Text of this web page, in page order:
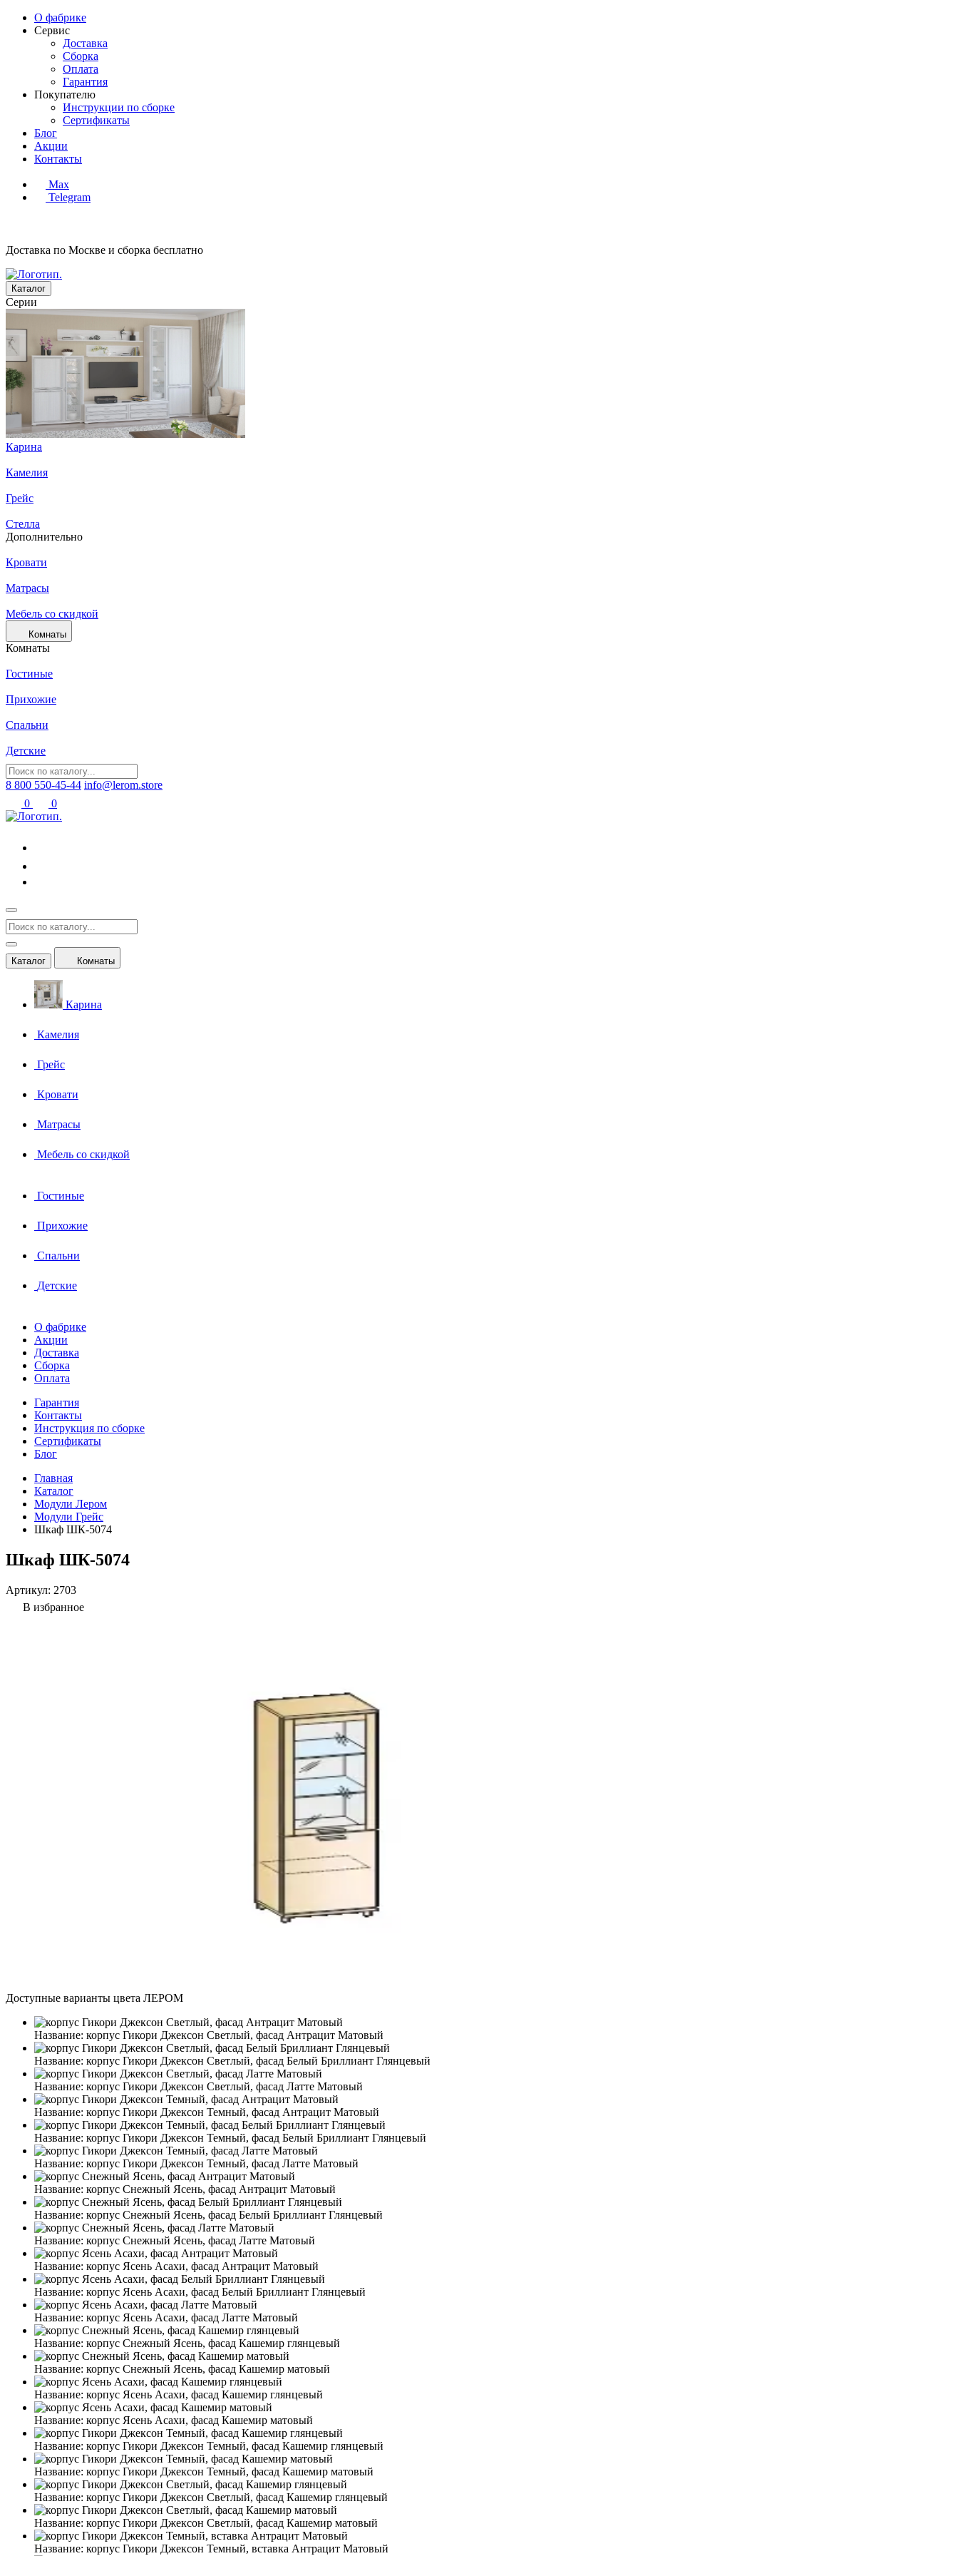
О фабрике
Сервис
Доставка
Сборка
Оплата
Гарантия
Покупателю
Инструкции по сборке
Сертификаты
Блог
Акции
Контакты
Max
Telegram
Доставка по Москве и сборка бесплатно
Каталог
Серии
Карина
Камелия
Грейс
Стелла
Дополнительно
Кровати
Матрасы
Мебель со скидкой
Комнаты
Комнаты
Гостиные
Прихожие
Спальни
Детские
8 800 550-45-44 info@lerom.store
0
0
Каталог Комнаты
Карина
Камелия
Грейс
Кровати
Матрасы
Мебель со скидкой
Гостиные
Прихожие
Спальни
Детские
О фабрике
Акции
Доставка
Сборка
Оплата
Гарантия
Контакты
Инструкция по сборке
Сертификаты
Блог
Главная
Каталог
Модули Лером
Модули Грейс
Шкаф ШК-5074
Шкаф ШК-5074
Артикул: 2703
В избранное
Доступные варианты цвета ЛЕРОМ
Название: корпус Гикори Джексон Светлый, фасад Антрацит Матовый
Название: корпус Гикори Джексон Светлый, фасад Белый Бриллиант Глянцевый
Название: корпус Гикори Джексон Светлый, фасад Латте Матовый
Название: корпус Гикори Джексон Темный, фасад Антрацит Матовый
Название: корпус Гикори Джексон Темный, фасад Белый Бриллиант Глянцевый
Название: корпус Гикори Джексон Темный, фасад Латте Матовый
Название: корпус Снежный Ясень, фасад Антрацит Матовый
Название: корпус Снежный Ясень, фасад Белый Бриллиант Глянцевый
Название: корпус Снежный Ясень, фасад Латте Матовый
Название: корпус Ясень Асахи, фасад Антрацит Матовый
Название: корпус Ясень Асахи, фасад Белый Бриллиант Глянцевый
Название: корпус Ясень Асахи, фасад Латте Матовый
Название: корпус Снежный Ясень, фасад Кашемир глянцевый
Название: корпус Снежный Ясень, фасад Кашемир матовый
Название: корпус Ясень Асахи, фасад Кашемир глянцевый
Название: корпус Ясень Асахи, фасад Кашемир матовый
Название: корпус Гикори Джексон Темный, фасад Кашемир глянцевый
Название: корпус Гикори Джексон Темный, фасад Кашемир матовый
Название: корпус Гикори Джексон Светлый, фасад Кашемир глянцевый
Название: корпус Гикори Джексон Светлый, фасад Кашемир матовый
Название: корпус Гикори Джексон Темный, вставка Антрацит Матовый